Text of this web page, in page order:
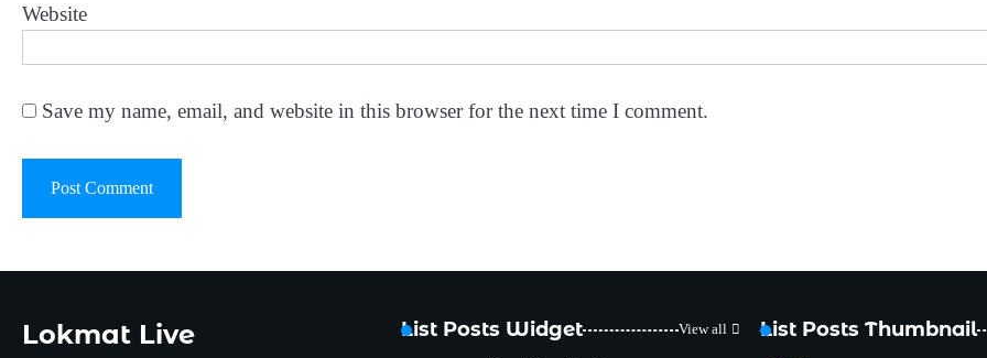
Website
Save my name, email, and website in this browser for the next time I comment.
Lokmat Live List Posts Widget View all List Posts Thumbnail